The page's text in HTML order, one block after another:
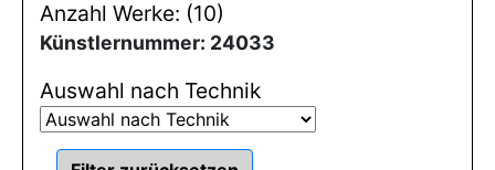
Anzahl Werke: (10)
Künstlernummer: 24033
Auswahl nach Technik